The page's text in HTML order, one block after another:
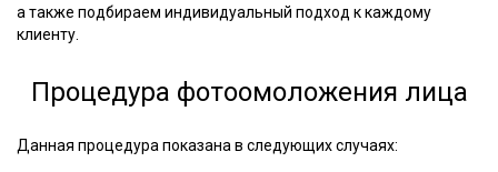
а также подбираем индивидуальный подход к каждому
клиенту.
Процедура фотоомоложения лица
Данная процедура показана в следующих случаях: